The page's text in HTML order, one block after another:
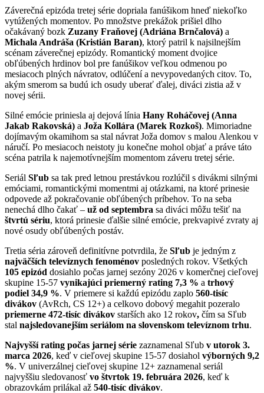
Záverečná epizóda tretej série dopriala fanúšikom hneď niekoľko
vytúžených momentov. Po množstve prekážok prišiel dlho
očakávaný bozk Zuzany Fraňovej (Adriána Brnčalová) a
Michala Andráša (Kristián Baran), ktorý patril k najsilnejším
scénam záverečnej epizódy. Romantický moment dvojice
obľúbených hrdinov bol pre fanúšikov veľkou odmenou po
mesiacoch plných návratov, odlúčení a nevypovedaných citov. To,
akým smerom sa budú ich osudy uberať ďalej, diváci zistia až v
novej sérii.
Silné emócie priniesla aj dejová línia Hany Roháčovej (Anna
Jakab Rakovská) a Joža Kollára (Marek Rozkoš). Mimoriadne
dojímavým okamihom sa stal návrat Joža domov s malou Alenkou v
náručí. Po mesiacoch neistoty ju konečne mohol objať a práve táto
scéna patrila k najemotívnejším momentom záveru tretej série.
Seriál Sľub sa tak pred letnou prestávkou rozlúčil s divákmi silnými
emóciami, romantickými momentmi aj otázkami, na ktoré prinesie
odpovede až pokračovanie obľúbených príbehov. To na seba
nenechá dlho čakať – už od septembra sa diváci môžu tešiť na
štvrtú sériu, ktorá prinesie ďalšie silné emócie, prekvapivé zvraty aj
nové osudy obľúbených postáv.
Tretia séria zároveň definitívne potvrdila, že Sľub je jedným z
najväčších televíznych fenoménov posledných rokov. Všetkých
105 epizód dosiahlo počas jarnej sezóny 2026 v komerčnej cieľovej
skupine 15-57 vynikajúci priemerný rating 7,3 % a trhový
podiel 34,9 %. V priemere si každú epizódu zaplo 560-tisíc
divákov (AvRch, CS 12+) a celkovo dobový megahit pozeralo
priemerne 472-tisíc divákov starších ako 12 rokov, čím sa Sľub
stal najsledovanejším seriálom na slovenskom televíznom trhu.
Najvyšší rating počas jarnej série zaznamenal Sľub v utorok 3.
marca 2026, keď v cieľovej skupine 15-57 dosiahol výborných 9,2
%. V univerzálnej cieľovej skupine 12+ zaznamenal seriál
najvyššiu sledovanosť vo štvrtok 19. februára 2026, keď k
obrazovkám prilákal až 540-tisíc divákov.